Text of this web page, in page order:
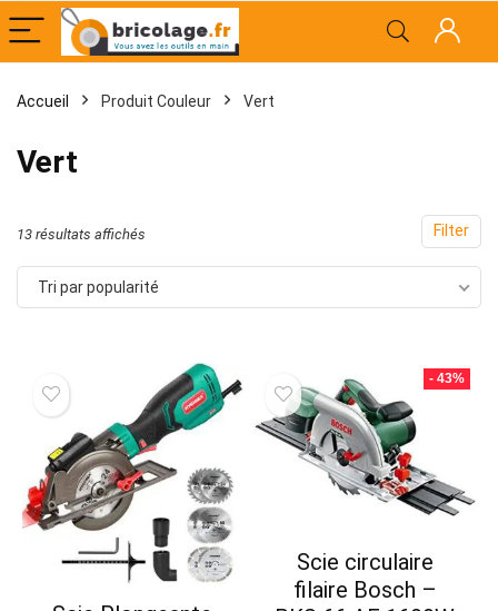
Accueil Produit Couleur Vert
Vert
Filter
13 résultats affichés
par
popularité
Tri par popularité
- 43%
Scie circulaire
filaire Bosch –